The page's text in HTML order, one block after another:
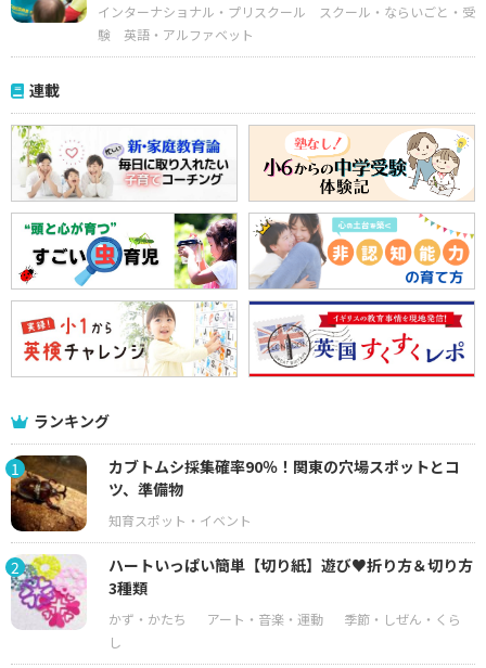
インターナショナル・プリスクール
スクール・ならいごと・受
験
英語・アルファベット
連載
ランキング
1
カブトムシ採集確率90％！関東の穴場スポットとコ
ツ、準備物
2
ハートいっぱい簡単【切り紙】遊び♥折り方＆切り方
3種類